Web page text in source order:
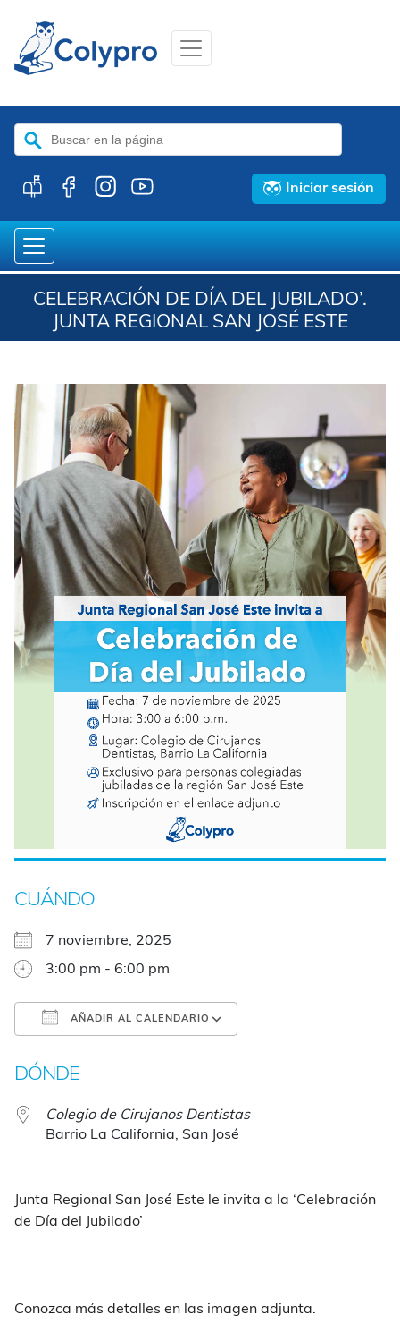
Buscar:
Iniciar sesión
CELEBRACIÓN DE DÍA DEL JUBILADO’.
JUNTA REGIONAL SAN JOSÉ ESTE
CUÁNDO
7 noviembre, 2025
3:00 pm - 6:00 pm
AÑADIR AL CALENDARIO
DÓNDE
Colegio de Cirujanos Dentistas
Barrio La California, San José
Junta Regional San José Este le invita a la ‘Celebración
de Día del Jubilado’
Conozca más detalles en las imagen adjunta.